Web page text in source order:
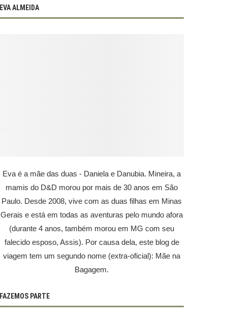
EVA ALMEIDA
Eva é a mãe das duas - Daniela e Danubia. Mineira, a
mamis do D&D morou por mais de 30 anos em São
Paulo. Desde 2008, vive com as duas filhas em Minas
Gerais e está em todas as aventuras pelo mundo afora
(durante 4 anos, também morou em MG com seu
falecido esposo, Assis). Por causa dela, este blog de
viagem tem um segundo nome (extra-oficial): Mãe na
Bagagem.
FAZEMOS PARTE